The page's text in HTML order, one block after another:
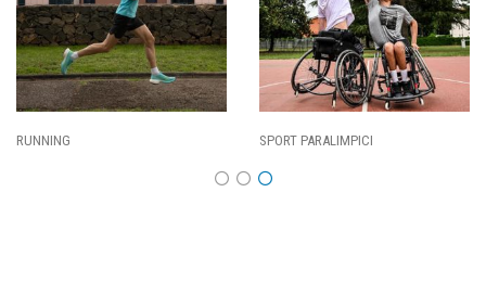
CALCIO BASKET